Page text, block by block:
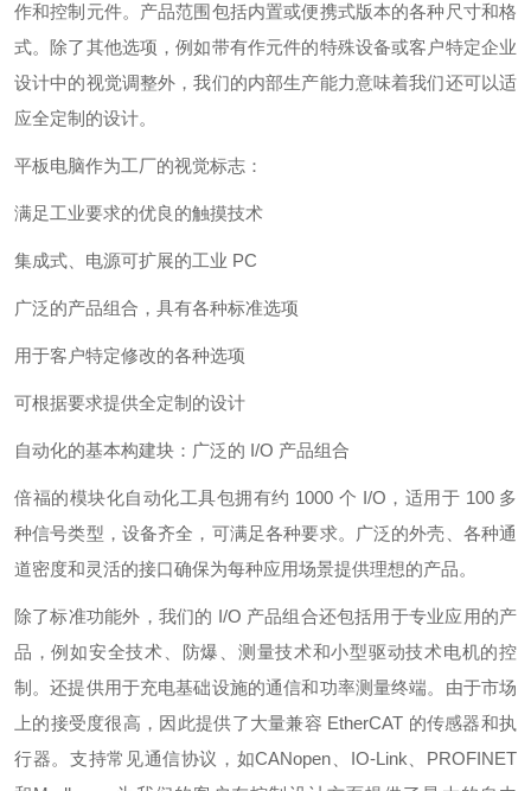
作和控制元件。产品范围包括内置或便携式版本的各种尺寸和格
式。除了其他选项，例如带有作元件的特殊设备或客户特定企业
设计中的视觉调整外，我们的内部生产能力意味着我们还可以适
应全定制的设计。
平板电脑作为工厂的视觉标志：
满足工业要求的优良的触摸技术
集成式、电源可扩展的工业 PC
广泛的产品组合，具有各种标准选项
用于客户特定修改的各种选项
可根据要求提供全定制的设计
自动化的基本构建块：广泛的 I/O 产品组合
倍福的模块化自动化工具包拥有约 1000 个 I/O，适用于 100 多
种信号类型，设备齐全，可满足各种要求。广泛的外壳、各种通
道密度和灵活的接口确保为每种应用场景提供理想的产品。
除了标准功能外，我们的 I/O 产品组合还包括用于专业应用的产
品，例如安全技术、防爆、测量技术和小型驱动技术电机的控
制。还提供用于充电基础设施的通信和功率测量终端。由于市场
上的接受度很高，因此提供了大量兼容 EtherCAT 的传感器和执
行器。支持常见通信协议，如CANopen、IO-Link、PROFINET